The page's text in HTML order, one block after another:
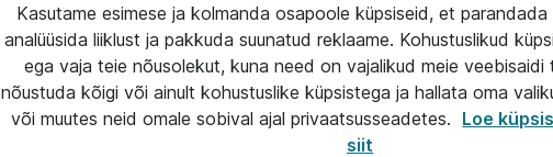
Kasutame esimese ja kolmanda osapoole küpsiseid, et
analüüsida liiklust ja pakkuda suunatud reklaame. Kohustuslikud
ega vaja teie nõusolekut, kuna need on vajalikud meie veebisaidi
nõustuda kõigi või ainult kohustuslike küpsistega ja hallata oma
või muutes neid omale sobival ajal privaatsusseadetes. Loe
siit